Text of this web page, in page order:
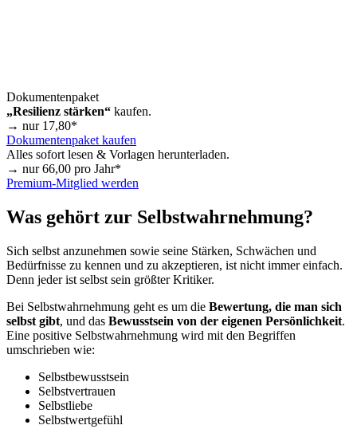
Dokumentenpaket
„Resilienz stärken“ kaufen.
→ nur 17,80*
Dokumentenpaket kaufen
Alles sofort lesen & Vorlagen herunterladen.
→ nur66,00 pro Jahr*
Premium-Mitglied werden
Was gehört zur Selbstwahrnehmung?
Sich selbst anzunehmen sowie seine Stärken, Schwächen und
Bedürfnisse zu kennen und zu akzeptieren, ist nicht immer einfach.
Denn jeder ist selbst sein größter Kritiker.
Bei Selbstwahrnehmung geht es um die Bewertung, die man sich
selbst gibt, und das Bewusstsein von der eigenen Persönlichkeit.
Eine positive Selbstwahrnehmung wird mit den Begriffen
umschrieben wie:
Selbstbewusstsein
Selbstvertrauen
Selbstliebe
Selbstwertgefühl